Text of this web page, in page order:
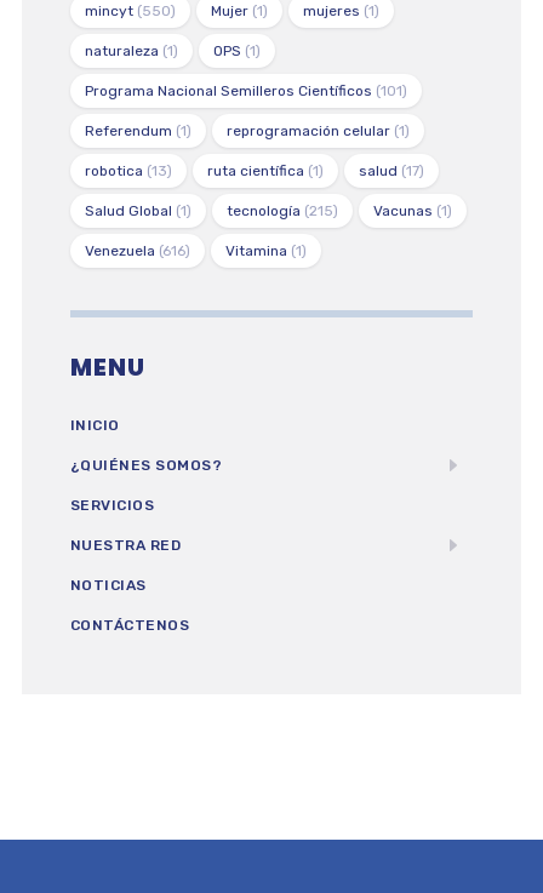
mincyt(550) Mujer(1) mujeres (1)
naturaleza (1) OPS (1)
Programa Nacional Semilleros Científicos (101)
Referendum (1) reprogramación celular(1)
robotica (13) ruta científica (1) salud (17)
Salud Global (1) tecnología (215) Vacunas (1)
Venezuela (616) Vitamina (1)
MENU
INICIO
¿QUIÉNES SOMOS?
SERVICIOS
NUESTRA RED
NOTICIAS
CONTÁCTENOS